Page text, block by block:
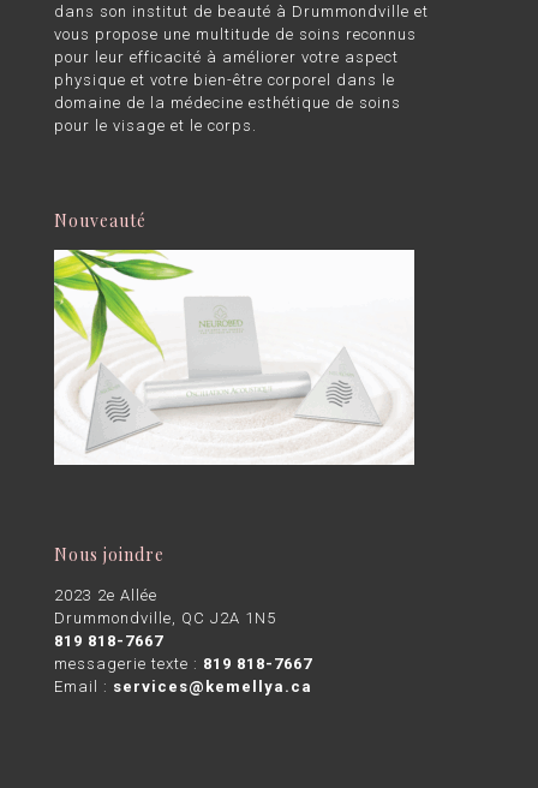
dans son institut de beauté à Drummondville et
vous propose une multitude de soins reconnus
pour leur efficacité à améliorer votre aspect
physique et votre bien-être corporel dans le
domaine de la médecine esthétique de soins
pour le visage et le corps.
Nouveauté
Nous joindre
2023 2e Allée
Drummondville, QC J2A 1N5
819 818-7667
messagerie texte : 819 818-7667
Email : services@kemellya.ca